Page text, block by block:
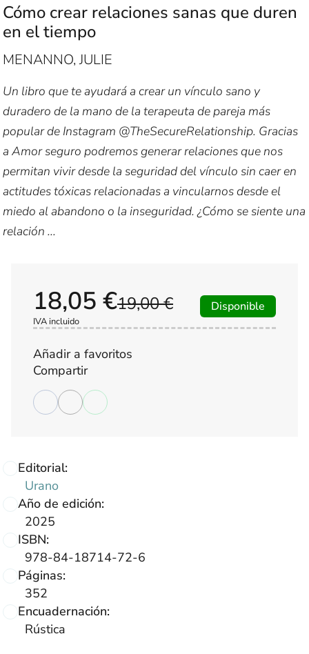
Cómo crear relaciones sanas que duren
en el tiempo
MENANNO, JULIE
Un libro que te ayudará a crear un vínculo sano y
duradero de la mano de la terapeuta de pareja más
popular de Instagram @TheSecureRelationship. Gracias
a Amor seguro podremos generar relaciones que nos
permitan vivir desde la seguridad del vínculo sin caer en
actitudes tóxicas relacionadas a vincularnos desde el
miedo al abandono o la inseguridad. ¿Cómo se siente una
relación ...
Editorial:
Urano
Año de edición:
2025
ISBN:
978-84-18714-72-6
Páginas:
352
Encuadernación:
Rústica
19,00 €
18,05 €
IVA incluido
Disponible
Añadir a favoritos
Compartir